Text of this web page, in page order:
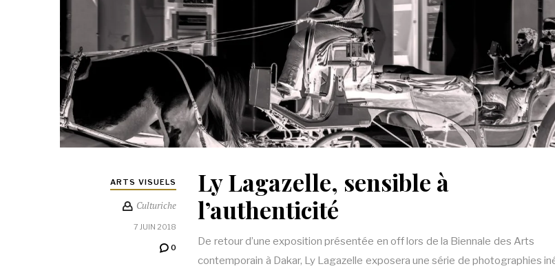
ARTS VISUELS
Culturiche
7 JUIN 2018
0
Ly Lagazelle, sensible à
l’authenticité
De retour d’une exposition présentée en off lors de la Biennale des Arts
contemporain à Dakar, Ly Lagazelle exposera une série de photographies